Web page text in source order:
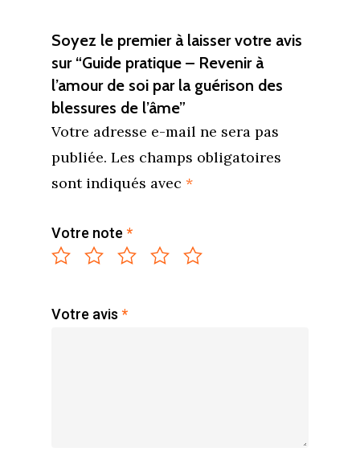
Soyez le premier à laisser votre avis
sur “Guide pratique – Revenir à
l’amour de soi par la guérison des
blessures de l’âme”
Votre adresse e-mail ne sera pas
publiée. Les champs obligatoires
sont indiqués avec *
Votre note *
Votre avis *